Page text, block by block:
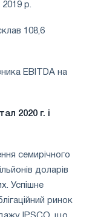
2019 р.
108,6
EBITDA на
2020 г. і
семирічного
доларів
Успішне
ринок